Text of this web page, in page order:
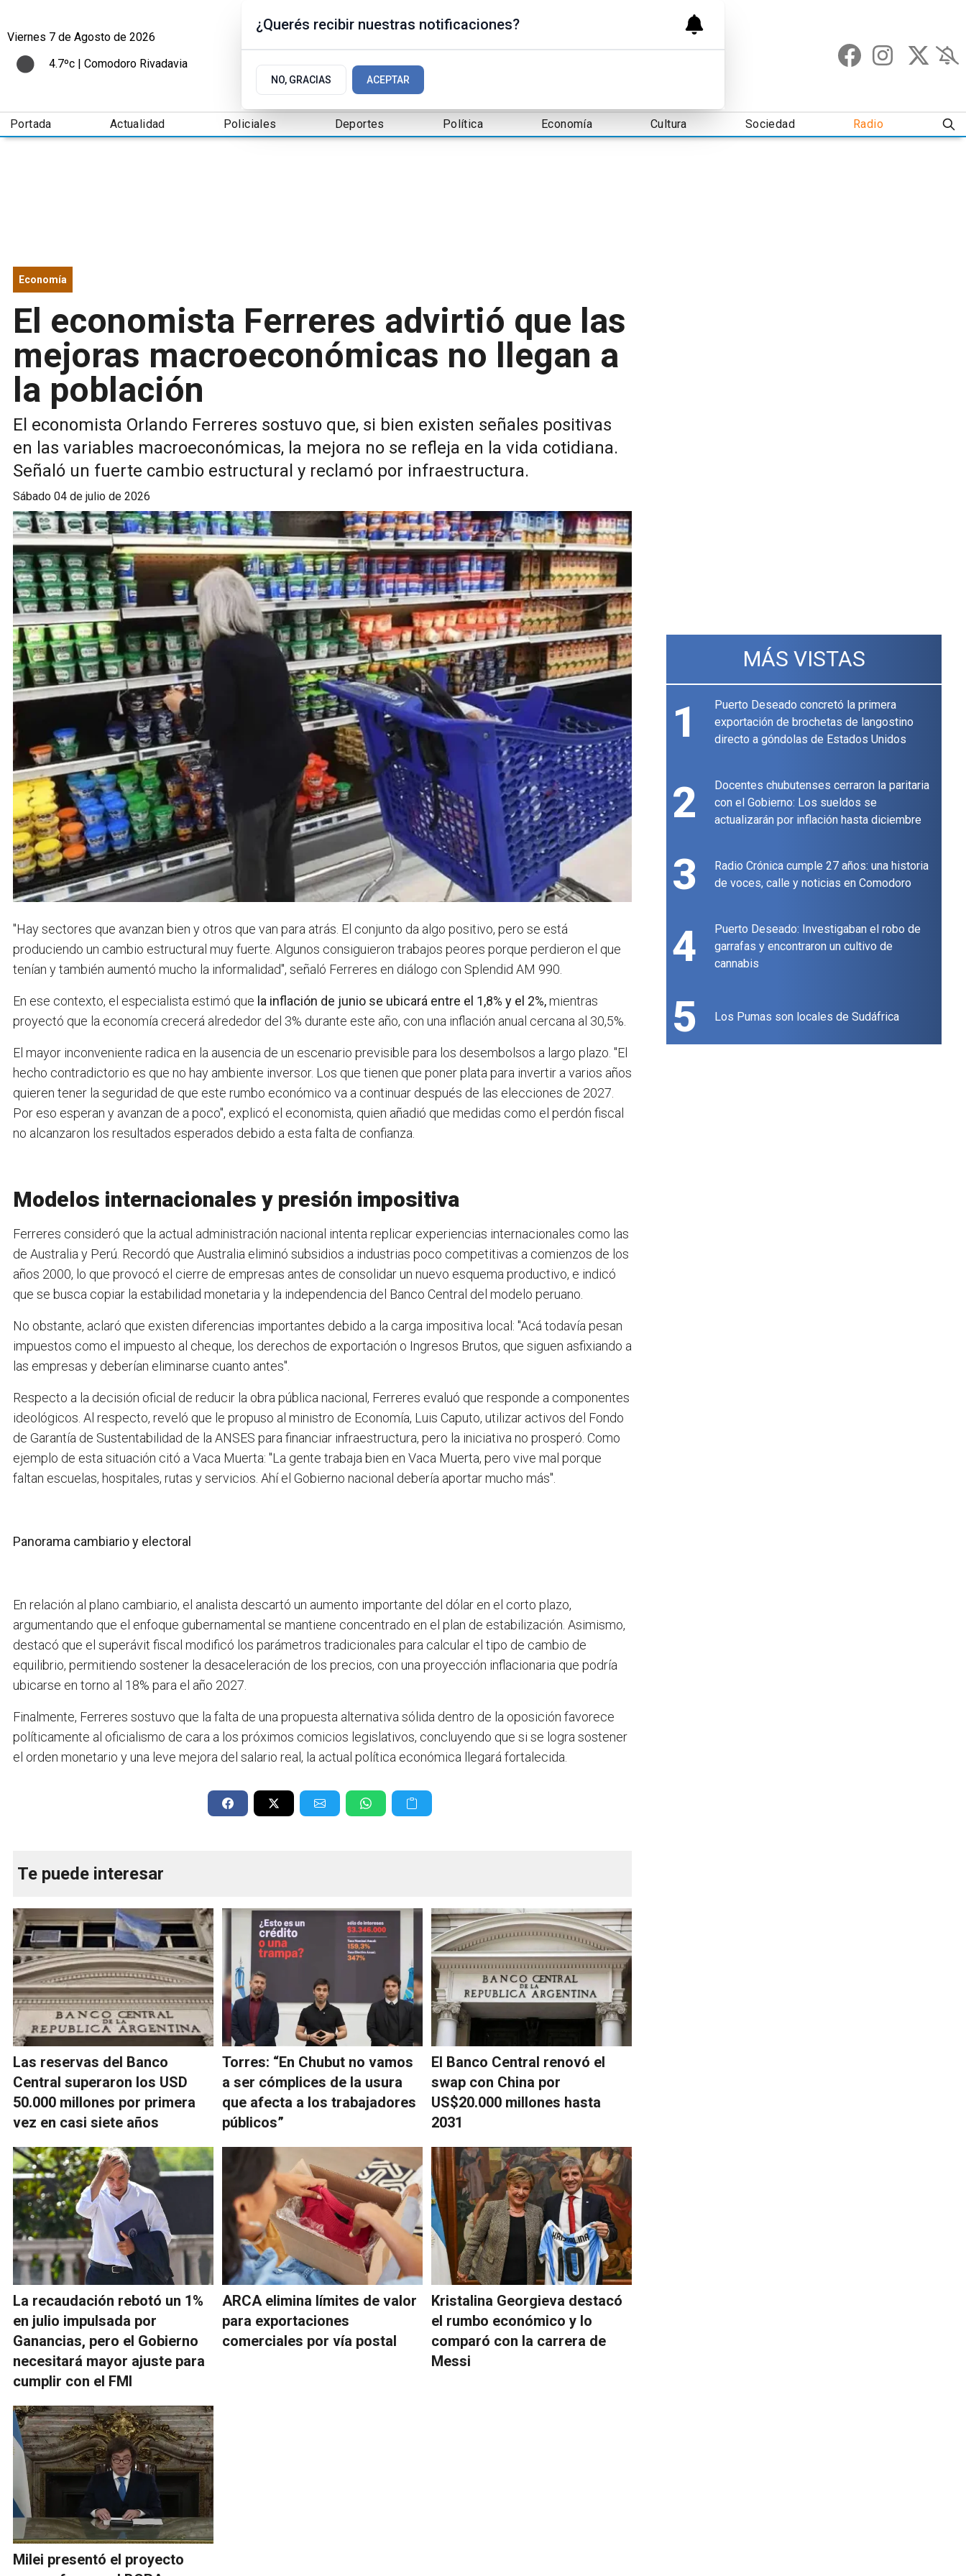
Viernes 7 de Agosto de 2026
4.7ºc | Comodoro Rivadavia
Portada Actualidad Policiales Deportes Política Economía Cultura Sociedad Radio
Economía
El economista Ferreres advirtió que las
mejoras macroeconómicas no llegan a
la población
El economista Orlando Ferreres sostuvo que, si bien existen señales positivas
en las variables macroeconómicas, la mejora no se refleja en la vida cotidiana.
Señaló un fuerte cambio estructural y reclamó por infraestructura.
sábado 04 de julio de 2026
"Hay sectores que avanzan bien y otros que van para atrás. El conjunto da algo positivo, pero se está
produciendo un cambio estructural muy fuerte. Algunos consiguieron trabajos peores porque perdieron el que
tenían y también aumentó mucho la informalidad", señaló Ferreres en diálogo con Splendid AM 990.
En ese contexto, el especialista estimó que la inflación de junio se ubicará entre el 1,8% y el 2%,mientras
proyectó que la economía crecerá alrededor del 3% durante este año, con una inflación anual cercana al 30,5%.
El mayor inconveniente radica en la ausencia de un escenario previsible para los desembolsos a largo plazo. "El
hecho contradictorio es que no hay ambiente inversor. Los que tienen que poner plata para invertir a varios años
quieren tener la seguridad de que este rumbo económico va a continuar después de las elecciones de 2027.
Por eso esperan y avanzan de a poco", explicó el economista, quien añadió que medidas como el perdón fiscal
no alcanzaron los resultados esperados debido a esta falta de confianza.
Modelos internacionales y presión impositiva
Ferreres consideró que la actual administración nacional intenta replicar experiencias internacionales como las
de Australia y Perú. Recordó que Australia eliminó subsidios a industrias poco competitivas a comienzos de los
años 2000, lo que provocó el cierre de empresas antes de consolidar un nuevo esquema productivo, e indicó
que se busca copiar la estabilidad monetaria y la independencia del Banco Central del modelo peruano.
No obstante, aclaró que existen diferencias importantes debido a la carga impositiva local: "Acá todavía pesan
impuestos como el impuesto al cheque, los derechos de exportación o Ingresos Brutos, que siguen asfixiando a
las empresas y deberían eliminarse cuanto antes".
Respecto a la decisión oficial de reducir la obra pública nacional, Ferreres evaluó que responde a componentes
ideológicos. Al respecto, reveló que le propuso al ministro de Economía, Luis Caputo, utilizar activos del Fondo
de Garantía de Sustentabilidad de la ANSES para financiar infraestructura, pero la iniciativa no prosperó. Como
ejemplo de esta situación citó a Vaca Muerta: "La gente trabaja bien en Vaca Muerta, pero vive mal porque
faltan escuelas, hospitales, rutas y servicios. Ahí el Gobierno nacional debería aportar mucho más".
Panorama cambiario y electoral
En relación al plano cambiario, el analista descartó un aumento importante del dólar en el corto plazo,
argumentando que el enfoque gubernamental se mantiene concentrado en el plan de estabilización. Asimismo,
destacó que el superávit fiscal modificó los parámetros tradicionales para calcular el tipo de cambio de
equilibrio, permitiendo sostener la desaceleración de los precios, con una proyección inflacionaria que podría
ubicarse en torno al 18% para el año 2027.
Finalmente, Ferreres sostuvo que la falta de una propuesta alternativa sólida dentro de la oposición favorece
políticamente al oficialismo de cara a los próximos comicios legislativos, concluyendo que si se logra sostener
el orden monetario y una leve mejora del salario real, la actual política económica llegará fortalecida.
Te puede interesar
Las reservas del Banco
Central superaron los USD
50.000 millones por primera
vez en casi siete años
Torres: “En Chubut no vamos
a ser cómplices de la usura
que afecta a los trabajadores
públicos”
El Banco Central renovó el
swap con China por
US$20.000 millones hasta
2031
La recaudación rebotó un 1%
en julio impulsada por
Ganancias, pero el Gobierno
necesitará mayor ajuste para
cumplir con el FMI
ARCA elimina límites de valor
para exportaciones
comerciales por vía postal
Kristalina Georgieva destacó
el rumbo económico y lo
comparó con la carrera de
Messi
Milei presentó el proyecto
MÁS VISTAS
1
Puerto Deseado concretó la primera
exportación de brochetas de langostino
directo a góndolas de Estados Unidos
2
Docentes chubutenses cerraron la paritaria
con el Gobierno: Los sueldos se
actualizarán por inflación hasta diciembre
3
Radio Crónica cumple 27 años: una historia
de voces, calle y noticias en Comodoro
4
Puerto Deseado: Investigaban el robo de
garrafas y encontraron un cultivo de
cannabis
5 Los Pumas son locales de Sudáfrica
¿Querés recibir nuestras notificaciones?
NO, GRACIAS ACEPTAR